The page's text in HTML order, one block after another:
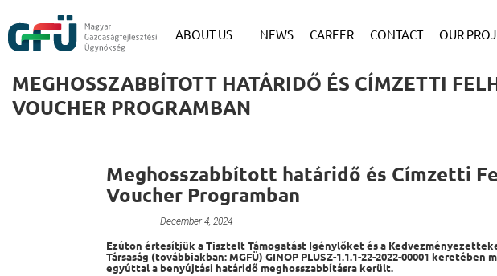
ABOUT US NEWS CAREER CONTACT OUR
MEGHOSSZABBÍTOTT HATÁRIDŐ ÉS CÍMZETTI
VOUCHER PROGRAMBAN
Meghosszabbított határidő és Címzetti
Voucher Programban
December 4, 2024
Ezúton értesítjük a Tisztelt Támogatást Igénylőket és a
Társaság (továbbiakban: MGFÜ) GINOP PLUSZ-1.1.1-22-2022-00001
egyúttal a benyújtási határidő meghosszabbításra került.